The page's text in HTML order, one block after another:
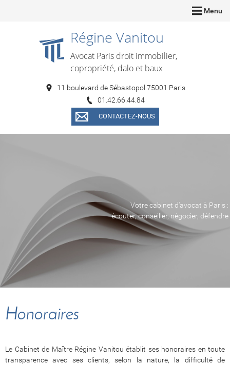
Menu
Régine Vanitou
Avocat Paris droit immobilier,
copropriété, dalo et baux
11 boulevard de Sébastopol 75001 Paris
01.42.66.44.84
CONTACTEZ-NOUS
Votre cabinet d'avocat à Paris :
écouter, conseiller, négocier, défendre
Honoraires
Le Cabinet de Maître Régine Vanitou établit ses honoraires en toute
transparence avec ses clients, selon la nature, la difficulté de